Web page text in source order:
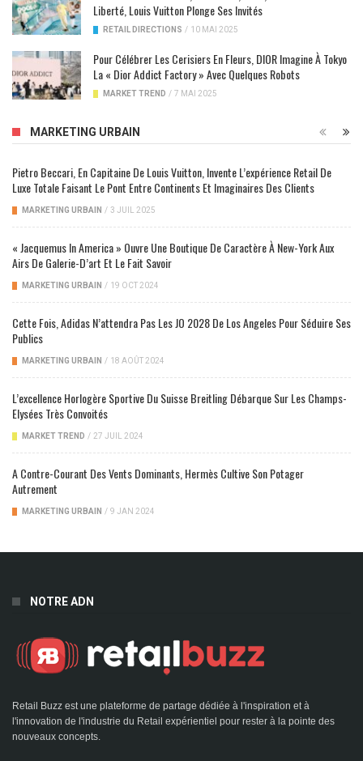
Liberté, Louis Vuitton Plonge Ses Invités
RETAIL DIRECTIONS / 10 MAI 2025
Pour Célébrer Les Cerisiers En Fleurs, DIOR Imagine À Tokyo
La « Dior Addict Factory » Avec Quelques Robots
MARKET TREND / 7 MAI 2025
MARKETING URBAIN
Pietro Beccari, En Capitaine De Louis Vuitton, Invente L’expérience Retail De
Luxe Totale Faisant Le Pont Entre Continents Et Imaginaires Des Clients
MARKETING URBAIN / 3 JUIL 2025
« Jacquemus In America » Ouvre Une Boutique De Caractère À New-York Aux
Airs De Galerie-D’art Et Le Fait Savoir
MARKETING URBAIN / 19 OCT 2024
Cette Fois, Adidas N’attendra Pas Les JO 2028 De Los Angeles Pour Séduire Ses
Publics
MARKETING URBAIN / 18 AOÛT 2024
L’excellence Horlogère Sportive Du Suisse Breitling Débarque Sur Les Champs-
Elysées Très Convoités
MARKET TREND / 27 JUIL 2024
A Contre-Courant Des Vents Dominants, Hermès Cultive Son Potager
Autrement
MARKETING URBAIN / 9 JAN 2024
NOTRE ADN
Retail Buzz est une plateforme de partage dédiée à l'inspiration et à
l'innovation de l'industrie du Retail expérientiel pour rester à la pointe des
nouveaux concepts.